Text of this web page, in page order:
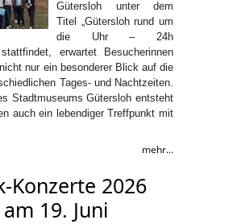
Gütersloh unter dem
Titel „Gütersloh rund um
die Uhr – 24h
stattfindet, erwartet Besucherinnen
nur ein besonderer Blick auf die
Tages- und Nachtzeiten.
Stadtmuseums Gütersloh entsteht
auch ein lebendiger Treffpunkt mit
mehr...
Konzerte 2026
19. Juni